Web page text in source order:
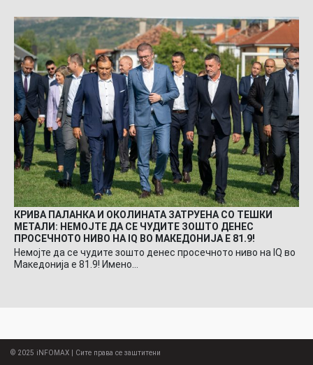
КРИВА ПАЛАНКА И ОКОЛИНАТА ЗАТРУЕНА СО ТЕШКИ
МЕТАЛИ: НЕМОЈТЕ ДА СЕ ЧУДИТЕ ЗОШТО ДЕНЕС
ПРОСЕЧНОТО НИВО НА IQ ВО МАКЕДОНИЈА Е 81.9!
Немојте да се чудите зошто денес просечното ниво на IQ во
Македонија е 81.9! Имено…
© 2025 iNFOMAX | Сите права се заштитени